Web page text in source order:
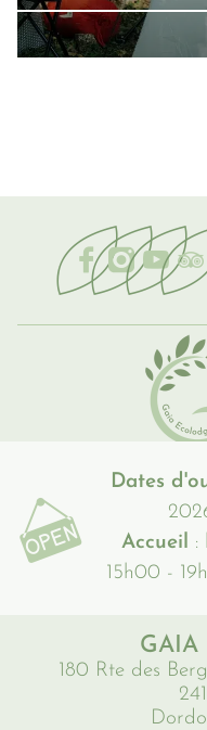
Dates
Accueil :
15h00 -
GAIA
180 Rte des